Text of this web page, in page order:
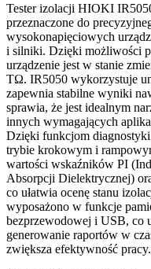
Tester izolacji HIOKI
przeznaczone do
wysokonapięciowych
i silniki. Dzięki możliwości
urządzenie jest w stanie
TΩ. IR5050 wykorzystuje
zapewnia stabilne wyniki
sprawia, że jest idealnym
innych wymagających
Dzięki funkcjom
trybie krokowym i
wartości wskaźników PI
Absorpcji Dielektrycznej)
co ułatwia ocenę stanu
wyposażono w funkcje
bezprzewodowej i USB, co
generowanie raportów w
zwiększa efektywność pracy.